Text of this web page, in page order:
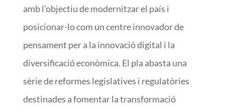
amb l’objectiu de modernitzar el país i
posicionar-lo com un centre innovador de
pensament per a la innovació digital i la
diversificació econòmica. El pla abasta una
sèrie de reformes legislatives i regulatòries
destinades a fomentar la transformació